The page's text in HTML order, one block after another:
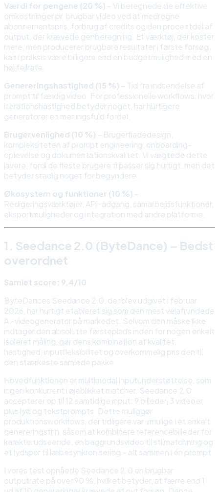
Værdi for pengene (20 %) – Vi beregnede de effektive
omkostninger pr. brugbar video ved at medregne
abonnementspris, forbrug af credits og den procentdel af
output, der krævede genberegning. Et værktøj, der koster
mere, men producerer brugbare resultater i første forsøg,
kan i praksis være billigere end en budgetmulighed med en
høj fejlrate.
Genereringshastighed (15 %) – Tid fra indsendelse af
prompt til færdig video. For professionelle workflows, hvor
iterationshastighed betyder noget, har hurtigere
generatorer en meningsfuld fordel.
Brugervenlighed (10 %) – Brugerfladedesign,
kompleksiteten af prompt engineering, onboarding-
oplevelse og dokumentationskvalitet. Vi vægtede dette
lavere, fordi de fleste brugere tilpasser sig hurtigt, men det
betyder stadig noget for begyndere.
Økosystem og funktioner (10 %) –
Redigeringsværktøjer, API-adgang, samarbejdsfunktioner,
eksportmuligheder og integration med andre platforme.
1. Seedance 2.0 (ByteDance) – Bedst
overordnet
Samlet score: 9,4/10
ByteDances Seedance 2.0, der blev udgivet i februar
2026, har hurtigt etableret sig som den mest velafrundede
AI-videogenerator på markedet. Selvom den måske ikke
indtager den absolutte førsteplads inden for nogen enkelt
isoleret måling, gør dens kombination af kvalitet,
hastighed, inputfleksibilitet og overkommelig pris den til
den stærkeste samlede pakke.
Hovedfunktionen er multimodal inputunderstøttelse, som
ingen konkurrent i øjeblikket matcher. Seedance 2.0
accepterer op til 12 samtidige input: 9 billeder, 3 videoer
plus lyd og tekstprompts. Dette muliggør
produktionsworkflows, der tidligere var umulige i et enkelt
genereringstrin, såsom at kombinere referencebilleder for
karakterudseende, en baggrundsvideo til stilmatchning og
et lydspor til læbesynkronisering – alt sammen i én prompt.
I vores test opnåede Seedance 2.0 en brugbar
outputrate på over 90 %, hvilket betyder, at færre end 1